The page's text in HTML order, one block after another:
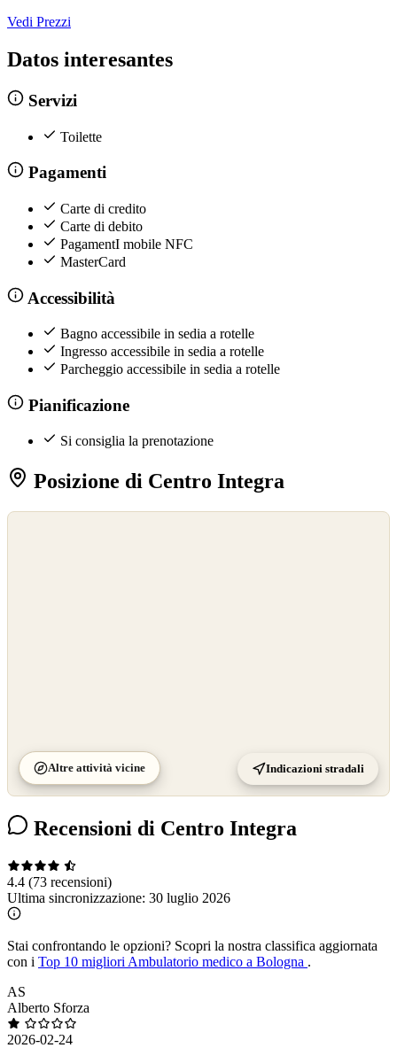
Vedi Prezzi
Datos interesantes
Servizi
Toilette
Pagamenti
Carte di credito
Carte di debito
PagamentI mobile NFC
MasterCard
Accessibilità
Bagno accessibile in sedia a rotelle
Ingresso accessibile in sedia a rotelle
Parcheggio accessibile in sedia a rotelle
Pianificazione
Si consiglia la prenotazione
Posizione di Centro Integra
Altre attività vicine Indicazioni stradali
Recensioni di Centro Integra
4.4 (73 recensioni)
Ultima sincronizzazione: 30 luglio 2026
Stai confrontando le opzioni? Scopri la nostra classifica aggiornata
con i Top 10 migliori Ambulatorio medico a Bologna .
AS
Alberto Sforza
2026-02-24